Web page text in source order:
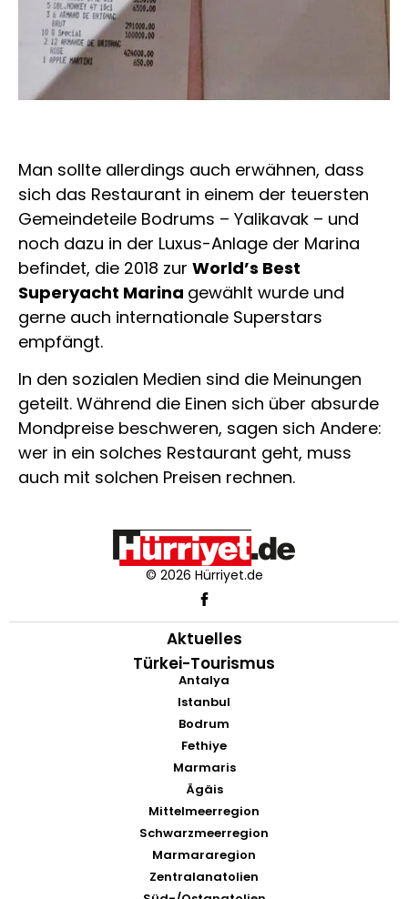
Man sollte allerdings auch erwähnen, dass
sich das Restaurant in einem der teuersten
Gemeindeteile Bodrums – Yalikavak – und
noch dazu in der Luxus-Anlage der Marina
befindet, die 2018 zur World’s Best
Superyacht Marina gewählt wurde und
gerne auch internationale Superstars
empfängt.
In den sozialen Medien sind die Meinungen
geteilt. Während die Einen sich über absurde
Mondpreise beschweren, sagen sich Andere:
wer in ein solches Restaurant geht, muss
auch mit solchen Preisen rechnen.
© 2026 Hürriyet.de
Aktuelles
Türkei-Tourismus
Antalya
Istanbul
Bodrum
Fethiye
Marmaris
Ägäis
Mittelmeerregion
Schwarzmeerregion
Marmararegion
Zentralanatolien